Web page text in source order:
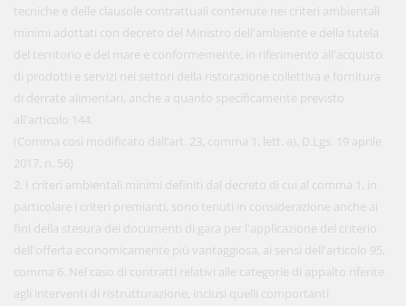
tecniche e delle clausole contrattuali contenute nei criteri ambientali
minimi adottati con decreto del Ministro dell'ambiente e della tutela
del territorio e del mare e conformemente, in riferimento all'acquisto
di prodotti e servizi nei settori della ristorazione collettiva e fornitura
di derrate alimentari, anche a quanto specificamente previsto
all'articolo 144.
(Comma così modificato dall’art. 23, comma 1, lett. a), D.Lgs. 19 aprile
2017, n. 56)
2. I criteri ambientali minimi definiti dal decreto di cui al comma 1, in
particolare i criteri premianti, sono tenuti in considerazione anche ai
fini della stesura dei documenti di gara per l'applicazione del criterio
dell'offerta economicamente più vantaggiosa, ai sensi dell'articolo 95,
comma 6. Nel caso di contratti relativi alle categorie di appalto riferite
agli interventi di ristrutturazione, inclusi quelli comportanti